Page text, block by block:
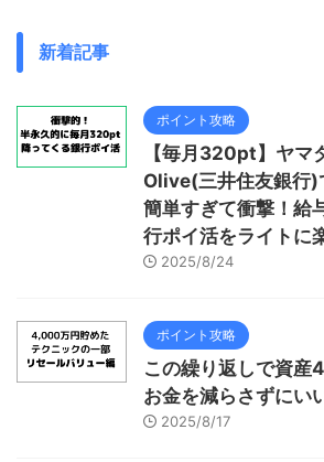
新着記事
ポイント攻略
【毎月320pt】ヤマ
Olive(三井住友銀行)
簡単すぎて衝撃！給
行ポイ活をライトに
2025/8/24
ポイント攻略
この繰り返しで資
お金を減らさずにい
2025/8/17